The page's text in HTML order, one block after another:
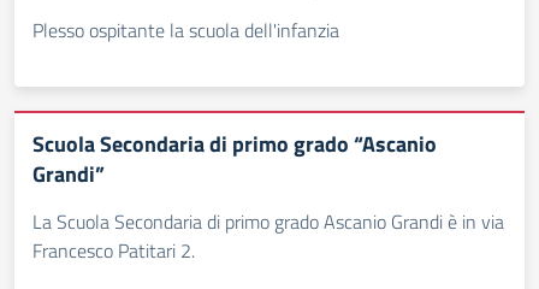
Plesso ospitante la scuola dell'infanzia
Scuola Secondaria di primo grado “Ascanio
Grandi”
La Scuola Secondaria di primo grado Ascanio Grandi è in via
Francesco Patitari 2.